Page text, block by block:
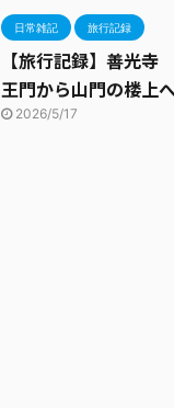
日常雑記 旅行記録
【旅行記録】善光
王門から山門の楼上へ
2026/5/17